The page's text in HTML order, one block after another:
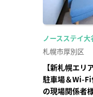
ノースステイ
札幌市厚別区
【新札幌エ
駐車場＆Wi-
の現場関係者